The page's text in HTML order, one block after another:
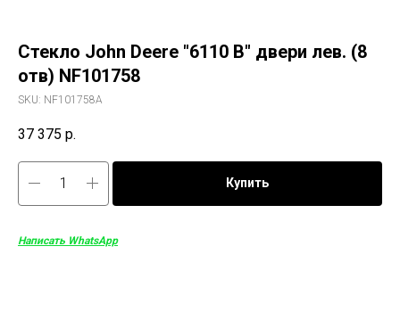
Стекло John Deere "6110 B" двери лев. (8
отв) NF101758
SKU: NF101758A
37 375 р.
Купить
Написать WhatsApp